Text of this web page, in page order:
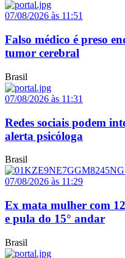
07/08/2026 às 11:51
Falso médico é preso
tumor cerebral
Brasil
07/08/2026 às 11:31
Redes sociais podem
alerta psicóloga
Brasil
07/08/2026 às 11:29
Ex mata mulher com
e pula do 15° andar
Brasil